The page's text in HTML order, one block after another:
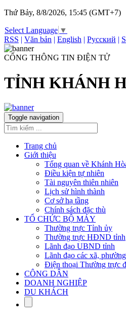
Thứ Bảy, 8/8/2026, 15:45 (GMT+7)
Select Language ▼
RSS | Văn bản | English | Русский |
CỔNG THÔNG TIN ĐIỆN TỬ
TỈNH KHÁNH
Toggle navigation
Trang chủ
Giới thiệu
Tổng quan về Khánh
Điều kiện tự nhiên
Tài nguyên thiên nhiên
Lịch sử hình thành
Cơ sở hạ tầng
Chính sách đặc thù
TỔ CHỨC BỘ MÁY
Thường trực Tỉnh ủy
Thường trực HĐND tỉnh
Lãnh đạo UBND tỉnh
Lãnh đạo các xã,
Điện thoại Thường trực
CÔNG DÂN
DOANH NGHIỆP
DU KHÁCH